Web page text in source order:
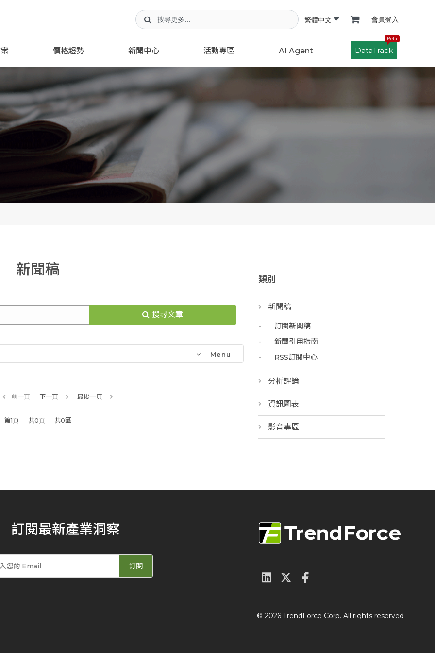
繁體中文 會員登入
價格趨勢 新聞中心 活動專區 AI Agent
Beta
DataTrack
新聞稿
搜尋文章
Menu
前一頁 下一頁 最後一頁
第1頁 共0頁 共0筆
類別
新聞稿
訂閱新聞稿
新聞引用指南
RSS訂閱中心
分析評論
資訊圖表
影音專區
訂閱最新產業洞察
訂閱
© 2026 TrendForce Corp. All rights reserved